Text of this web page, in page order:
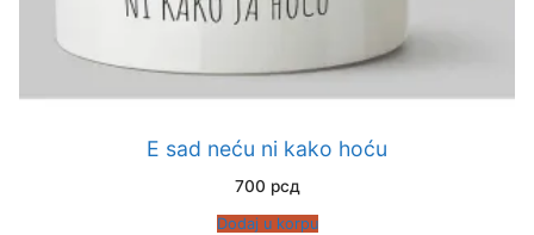
E sad neću ni kako hoću
700 рсд
Dodaj u korpu